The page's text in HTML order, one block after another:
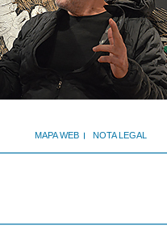
MAPA WEB NOTA LEGAL